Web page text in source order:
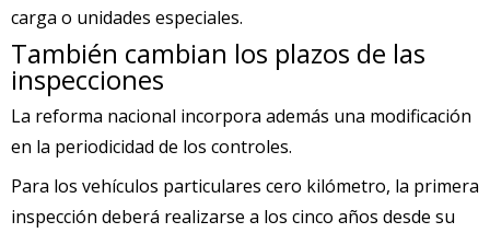
carga o unidades especiales.
También cambian los plazos de las
inspecciones
La reforma nacional incorpora además una modificación
en la periodicidad de los controles.
Para los vehículos particulares cero kilómetro, la primera
inspección deberá realizarse a los cinco años desde su